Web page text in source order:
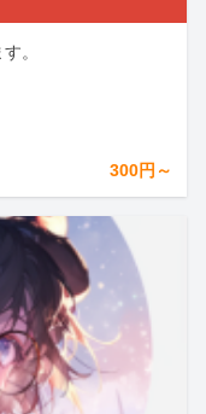
。
300円～